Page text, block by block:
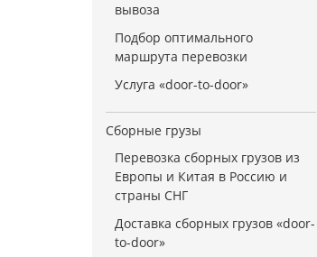
вывоза
Подбор оптимального
маршрута перевозки
Услуга «door-to-door»
Сборные грузы
Перевозка сборных грузов из
Европы и Китая в Россию и
страны СНГ
Доставка сборных грузов «door-
to-door»